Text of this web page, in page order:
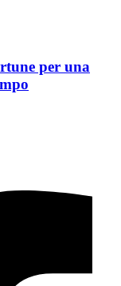
per una